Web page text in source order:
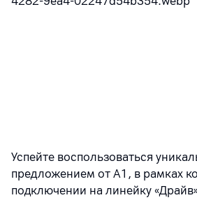
Успейте воспользоваться
предложением от А1, в рамках
подключении на линейку